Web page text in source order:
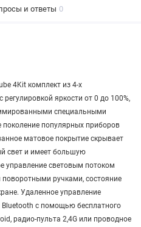
и ответы 0
4Kit комплект из 4-х
регулировкой яркости от 0 до 100%,
специальными
популярных приборов
матовое покрытие скрывает
свет и имеет большую
управление световым потоком
ручками, состояние
Удаленное управление
Bluetooth с помощью бесплатного
радио-пульта 2,4G или проводное